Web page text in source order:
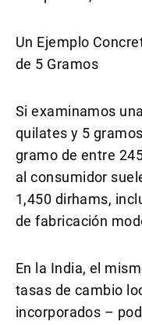
Un Ejemplo
de 5 Gramos
Si examinamos
quilates y 5
gramo de entre
al consumidor
1,450 dirhams,
de fabricación
En la India, el
tasas de cambio
incorporados –